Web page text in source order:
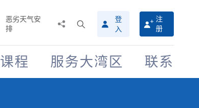
恶劣天气安
排
搜
寻
介
面
登
入
注
册
程 服务大湾区 联系